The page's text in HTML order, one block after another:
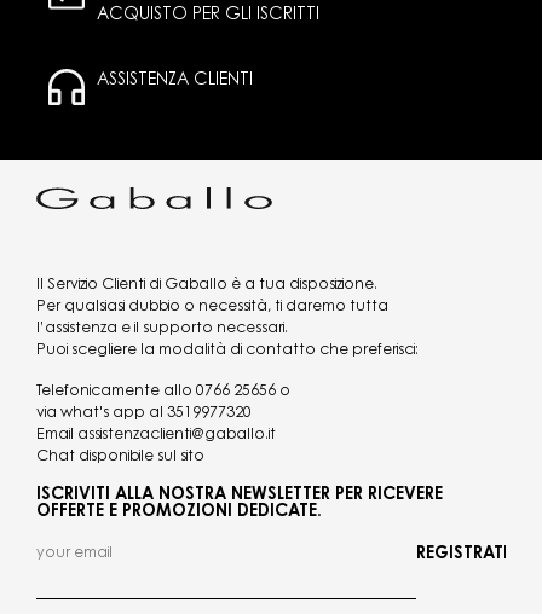
ACQUISTO PER GLI ISCRITTI
ASSISTENZA CLIENTI
Il Servizio Clienti di Gaballo è a tua disposizione.
Per qualsiasi dubbio o necessità, ti daremo tutta
l’assistenza e il supporto necessari.
Puoi scegliere la modalità di contatto che preferisci:
Telefonicamente allo 0766 25656 o
via what's app al 3519977320
Email assistenzaclienti@gaballo.it
Chat disponibile sul sito
ISCRIVITI ALLA NOSTRA NEWSLETTER PER RICEVERE
OFFERTE E PROMOZIONI DEDICATE.
REGISTRATI